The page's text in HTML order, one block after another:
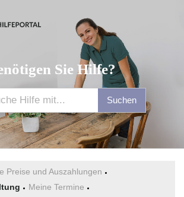
Sie Hilfe?
Suchen
Preise und Auszahlungen
Meine Termine